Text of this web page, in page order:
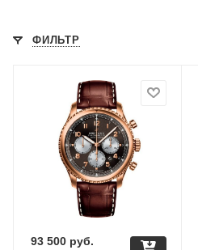
ФИЛЬТР
93 500 руб.